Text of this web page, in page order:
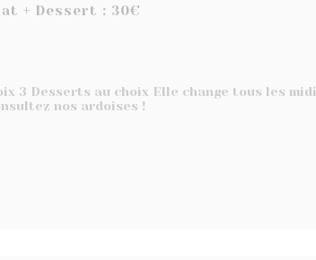
+ Dessert : 30€
3 Desserts au choix Elle change tous les midi
nos ardoises !